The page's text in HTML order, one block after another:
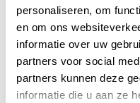
personaliseren, om
en om ons
informatie over uw
partners voor social
partners kunnen deze
informatie die u aan ze